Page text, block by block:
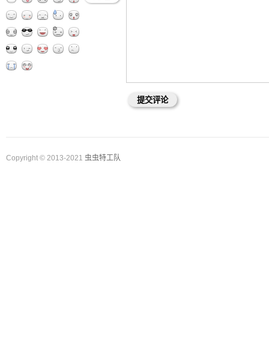
Copyright © 2013-2021 虫虫特工队